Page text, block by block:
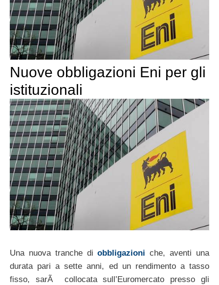
Nuove obbligazioni Eni per gli
istituzionali
Una nuova tranche diobbligazioni che, aventi una
durata pari a sette anni, ed un rendimento a tasso
fisso, sarÃ collocata sull’Euromercato presso gli